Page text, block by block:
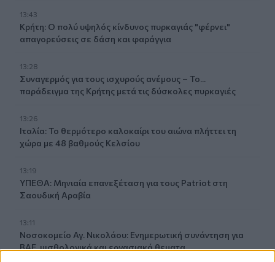
13:43
Κρήτη: Ο πολύ υψηλός κίνδυνος πυρκαγιάς "φέρνει"
απαγορεύσεις σε δάση και φαράγγια
13:28
Συναγερμός για τους ισχυρούς ανέμους – Το...
παράδειγμα της Κρήτης μετά τις δύσκολες πυρκαγιές
13:26
Ιταλία: Το θερμότερο καλοκαίρι του αιώνα πλήττει τη
χώρα με 48 βαθμούς Κελσίου
13:19
ΥΠΕΘΑ: Μηνιαία επανεξέταση για τους Patriot στη
Σαουδική Αραβία
13:11
Νοσοκομείο Αγ. Νικολάου: Ενημερωτική συνάντηση για
ΒΑΕ, μισθολογικά και εργασιακά θεματα